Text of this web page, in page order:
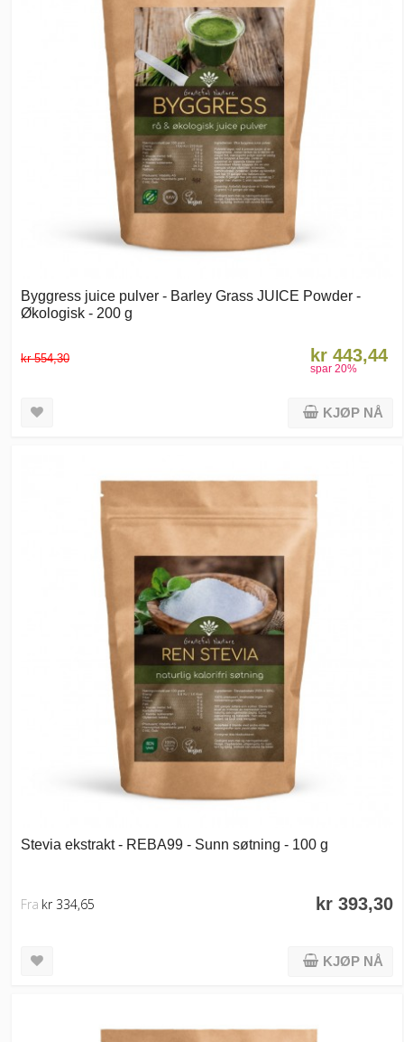
Byggress juice pulver - Barley Grass JUICE Powder -
Økologisk - 200 g
kr 554,30 kr 443,44
spar 20%
KJØP NÅ
Stevia ekstrakt - REBA99 - Sunn søtning - 100 g
kr 393,30
Fra kr 334,65
KJØP NÅ